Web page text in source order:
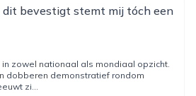
dit bevestigt stemt mij tóch een
zowel nationaal als mondiaal opzicht.
dobberen demonstratief rondom
zi...